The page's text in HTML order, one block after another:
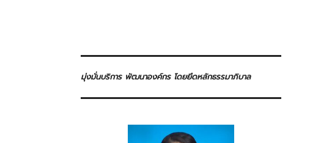
มุ่งมั่นบริการ พัฒนาองค์กร โดยยึดหลักธรรมาภิบาล